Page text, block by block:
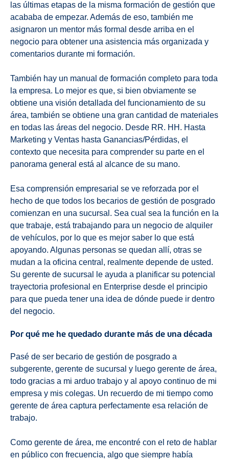
las últimas etapas de la misma formación de gestión que
acababa de empezar. Además de eso, también me
asignaron un mentor más formal desde arriba en el
negocio para obtener una asistencia más organizada y
comentarios durante mi formación.
También hay un manual de formación completo para toda
la empresa. Lo mejor es que, si bien obviamente se
obtiene una visión detallada del funcionamiento de su
área, también se obtiene una gran cantidad de materiales
en todas las áreas del negocio. Desde RR. HH. Hasta
Marketing y Ventas hasta Ganancias/Pérdidas, el
contexto que necesita para comprender su parte en el
panorama general está al alcance de su mano.
Esa comprensión empresarial se ve reforzada por el
hecho de que todos los becarios de gestión de posgrado
comienzan en una sucursal. Sea cual sea la función en la
que trabaje, está trabajando para un negocio de alquiler
de vehículos, por lo que es mejor saber lo que está
apoyando. Algunas personas se quedan allí, otras se
mudan a la oficina central, realmente depende de usted.
Su gerente de sucursal le ayuda a planificar su potencial
trayectoria profesional en Enterprise desde el principio
para que pueda tener una idea de dónde puede ir dentro
del negocio.
Por qué me he quedado durante más de una década
Pasé de ser becario de gestión de posgrado a
subgerente, gerente de sucursal y luego gerente de área,
todo gracias a mi arduo trabajo y al apoyo continuo de mi
empresa y mis colegas. Un recuerdo de mi tiempo como
gerente de área captura perfectamente esa relación de
trabajo.
Como gerente de área, me encontré con el reto de hablar
en público con frecuencia, algo que siempre había